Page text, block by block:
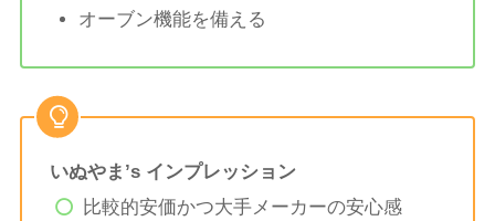
オーブン機能を備える
いぬやま’s インプレッション
比較的安価かつ大手メーカーの安心感